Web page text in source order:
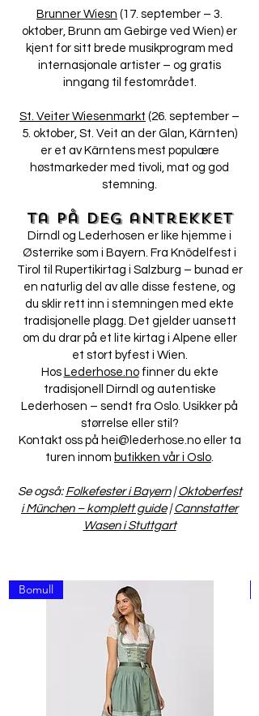
Brunner Wiesn (17. september – 3.
oktober, Brunn am Gebirge ved Wien) er
kjent for sitt brede musikprogram med
internasjonale artister – og gratis
inngang til festområdet.
St. Veiter Wiesenmarkt (26. september –
5. oktober, St. Veit an der Glan, Kärnten)
er et av Kärntens mest populære
høstmarkeder med tivoli, mat og god
stemning.
Ta på deg antrekket
Dirndl og Lederhosen er like hjemme i
Østerrike som i Bayern. Fra Knödelfest i
Tirol til Rupertikirtag i Salzburg – bunad er
en naturlig del av alle disse festene, og
du sklir rett inn i stemningen med ekte
tradisjonelle plagg. Det gjelder uansett
om du drar på et lite kirtag i Alpene eller
et stort byfest i Wien.
Hos Lederhose.nofinner du ekte
tradisjonell Dirndl og autentiske
Lederhosen – sendt fra Oslo. Usikker på
størrelse eller stil?
Kontakt oss på hei@lederhose.noeller ta
turen innom butikken vår i Oslo.
Se også: Folkefester i Bayern|Oktoberfest
i München – komplett guide|Cannstatter
Wasen i Stuttgart
Bomull